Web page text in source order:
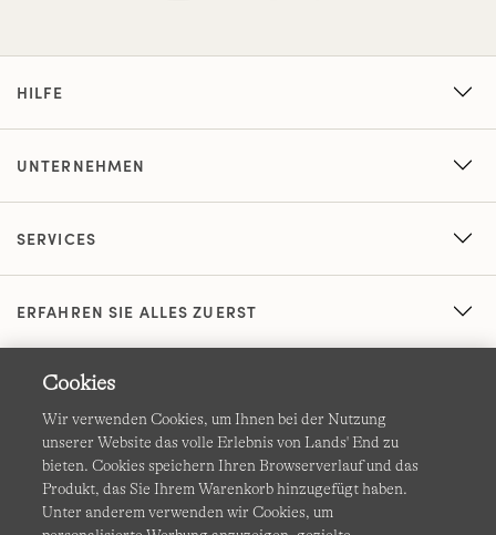
HILFE
UNTERNEHMEN
SERVICES
ERFAHREN SIE ALLES ZUERST
Datenschutz & Sicherheit
Cookies
Wir verwenden Cookies, um Ihnen bei der Nutzung
unserer Website das volle Erlebnis von Lands' End zu
bieten. Cookies speichern Ihren Browserverlauf und das
Produkt, das Sie Ihrem Warenkorb hinzugefügt haben.
Unter anderem verwenden wir Cookies, um